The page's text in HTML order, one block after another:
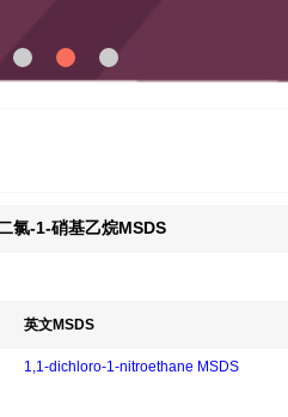
氯-1-硝基乙烷MSDS
英文MSDS
1,1-dichloro-1-nitroethane MSDS